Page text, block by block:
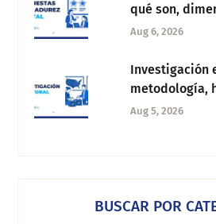
qué son,
cómo aplicarlas
Aug 6, 2026
Investigación
metodología,
cómo analizar
Aug 5, 2026
BUSCAR POR